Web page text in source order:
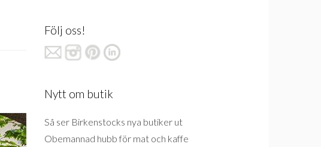
Följ oss!
Nytt om butik
Så ser Birkenstocks nya butiker ut
Obemannad hubb för mat och kaffe